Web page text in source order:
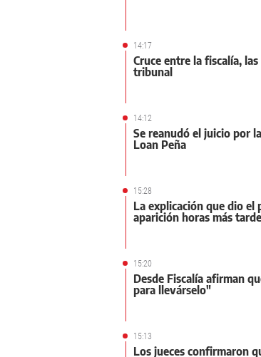
14:17
Cruce entre la fiscalía, las
tribunal
14:12
Se reanudó el juicio por
Loan Peña
15:28
La explicación que dio el
aparición horas más tarde
15:20
Desde Fiscalía afirman
para llevárselo"
15:13
Los jueces confirmaron